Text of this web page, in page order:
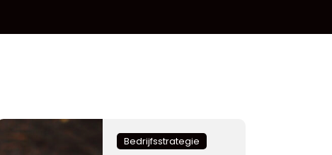
Bedrijfsstrategie